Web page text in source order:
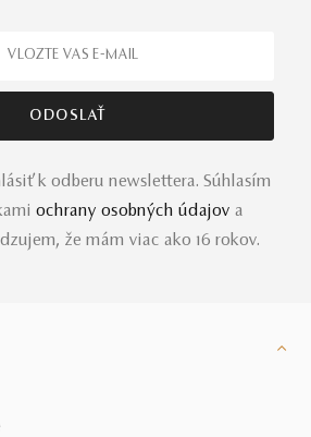
k odberu newslettera. Súhlasím
ochrany osobných údajov a
že mám viac ako 16 rokov.